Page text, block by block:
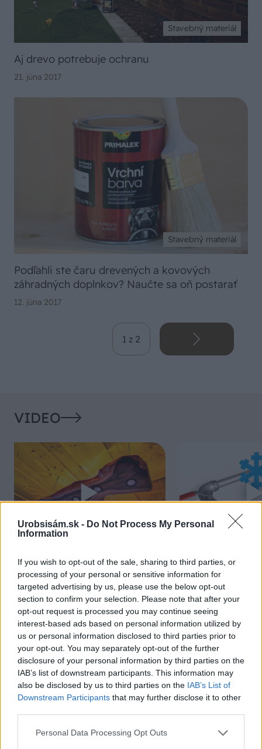
Urobsisám.sk - Do Not Process My Personal
Information
If you wish to opt-out of the sale, sharing to third parties, or
processing of your personal or sensitive information for
targeted advertising by us, please use the below opt-out
section to confirm your selection. Please note that after your
opt-out request is processed you may continue seeing
interest-based ads based on personal information utilized by
us or personal information disclosed to third parties prior to
your opt-out. You may separately opt-out of the further
disclosure of your personal information by third parties on the
IAB’s list of downstream participants. This information may
also be disclosed by us to third parties on the IAB’s List of
Downstream Participants that may further disclose it to other
Please note that this website/app uses one or more Google
Personal Data Processing Opt Outs
Stavebný materiál
Aj drevo potrebuje ochranu
21. júna 2017
Stavebný materiál
Podľahli ste čaru drevených a kovových
záhradných doplnkov? Naučte sa oň postarať
12. júna 2017
1 z 2
VIDEO
Chcete dominantu interiéru,
ktorá pritiahne pohľady?
Vyrobte si takéto masívne
orechové svietidlo
Prečo klasická
potrubia v
ako to vyriešiť
NAJČÍTANEJŠIE
TÝŽDEŇ MESIAC
vysaďte na miesta, na ktoré slnko svieti celý